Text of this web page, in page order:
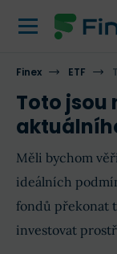
Finex ETF
Toto jsou
Měli bychom
ideálních
fondů překonat
investovat